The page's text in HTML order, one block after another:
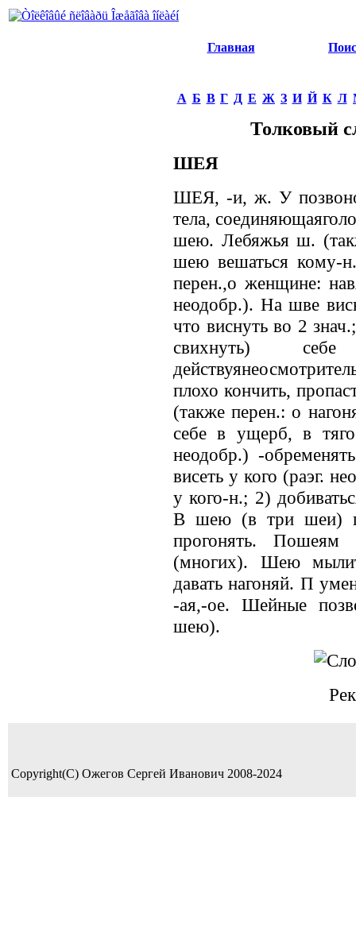
Главная
А Б В Г Д Е Ж З И Й К Л
Толковый
ШЕЯ
ШЕЯ, -и, ж. У
тела,
шею. Лебяжья ш.
шею вешаться кому-
перен.,о женщине:
неодобр.). На шве
что виснуть во 2
свихнуть)
плохо кончить,
(также перен.: о
себе в ущерб, в
неодобр.) -
висеть у кого (раэг.
у кого-н.; 2)
В шею (в три шеи)
прогонять. Пошеям
(многих). Шею
давать нагоняй. П
-ая,-ое. Шейные
шею).
Copyright(C) Ожегов Сергей Иванович 2008-2024